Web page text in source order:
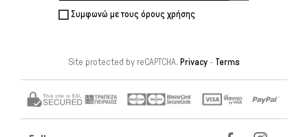
Συμφωνώ με τους όρους χρήσης
Site protected by reCAPTCHA. Privacy- Terms